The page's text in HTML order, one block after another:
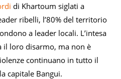
di Khartoum siglati a
ribelli, l’80% del territorio
a leader locali. L’intesa
il loro disarmo, ma non è
continuano in tutto il
capitale Bangui.